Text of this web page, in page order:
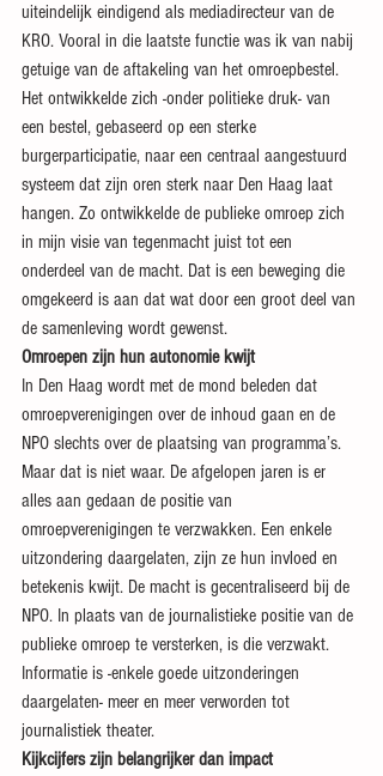
uiteindelijk eindigend als mediadirecteur van de
KRO. Vooral in die laatste functie was ik van nabij
getuige van de aftakeling van het omroepbestel.
Het ontwikkelde zich -onder politieke druk- van
een bestel, gebaseerd op een sterke
burgerparticipatie, naar een centraal aangestuurd
systeem dat zijn oren sterk naar Den Haag laat
hangen. Zo ontwikkelde de publieke omroep zich
in mijn visie van tegenmacht juist tot een
onderdeel van de macht. Dat is een beweging die
omgekeerd is aan dat wat door een groot deel van
de samenleving wordt gewenst.
Omroepen zijn hun autonomie kwijt
In Den Haag wordt met de mond beleden dat
omroepverenigingen over de inhoud gaan en de
NPO slechts over de plaatsing van programma’s.
Maar dat is niet waar. De afgelopen jaren is er
alles aan gedaan de positie van
omroepverenigingen te verzwakken. Een enkele
uitzondering daargelaten, zijn ze hun invloed en
betekenis kwijt. De macht is gecentraliseerd bij de
NPO. In plaats van de journalistieke positie van de
publieke omroep te versterken, is die verzwakt.
Informatie is -enkele goede uitzonderingen
daargelaten- meer en meer verworden tot
journalistiek theater.
Kijkcijfers zijn belangrijker dan impact